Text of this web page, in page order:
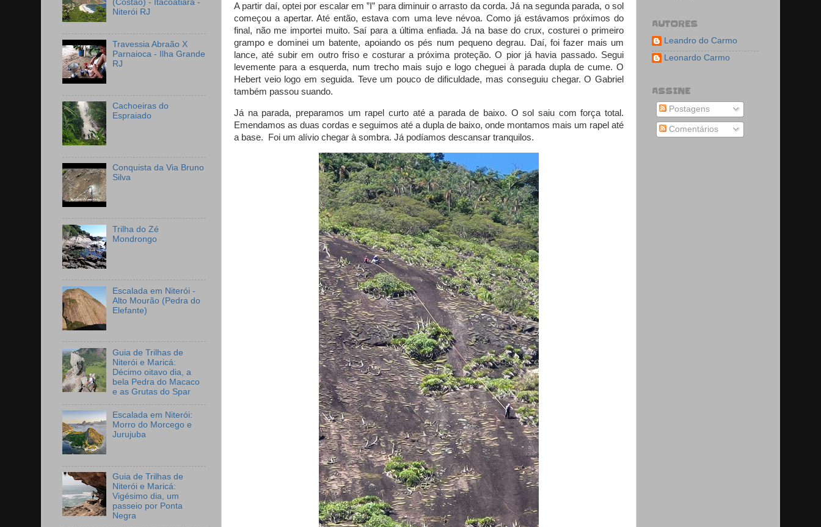
A partir daí, optei por escalar em ”I” para diminuir o arrasto da corda. Já na segunda parada, o sol
começou a apertar. Até então, estava com uma leve névoa. Como já estávamos próximos do
final, não me importei muito. Saí para a última enfiada. Já na base do crux, costurei o primeiro
grampo e dominei um batente, apoiando os pés num pequeno degrau. Daí, foi fazer mais um
lance, até subir em outro friso e costurar a próxima proteção. O pior já havia passado. Segui
levemente para a esquerda, num trecho mais sujo e logo cheguei à parada dupla de cume. O
Hebert veio logo em seguida. Teve um pouco de dificuldade, mas conseguiu chegar. O Gabriel
também passou suando.
Já na parada, preparamos um rapel curto até a parada de baixo. O sol saiu com força total.
Emendamos as duas cordas e seguimos até a dupla de baixo, onde montamos mais um rapel até
a base.
Foi um alívio chegar à sombra. Já podíamos descansar tranquilos.
(Costão) - Itacoatiara -
Niterói RJ
Travessia Abraão X
Parnaioca - Ilha Grande
RJ
Cachoeiras do
Espraiado
Conquista da Via Bruno
Silva
Trilha do Zé
Mondrongo
Escalada em Niterói -
Alto Mourão (Pedra do
Elefante)
Guia de Trilhas de
Niterói e Maricá:
Décimo oitavo dia, a
bela Pedra do Macaco
e as Grutas do Spar
Escalada em Niterói:
Morro do Morcego e
Jurujuba
Guia de Trilhas de
Niterói e Maricá:
Vigésimo dia, um
passeio por Ponta
Negra
AUTORES
Leandro do Carmo
Leonardo Carmo
ASSINE
Postagens
Comentários